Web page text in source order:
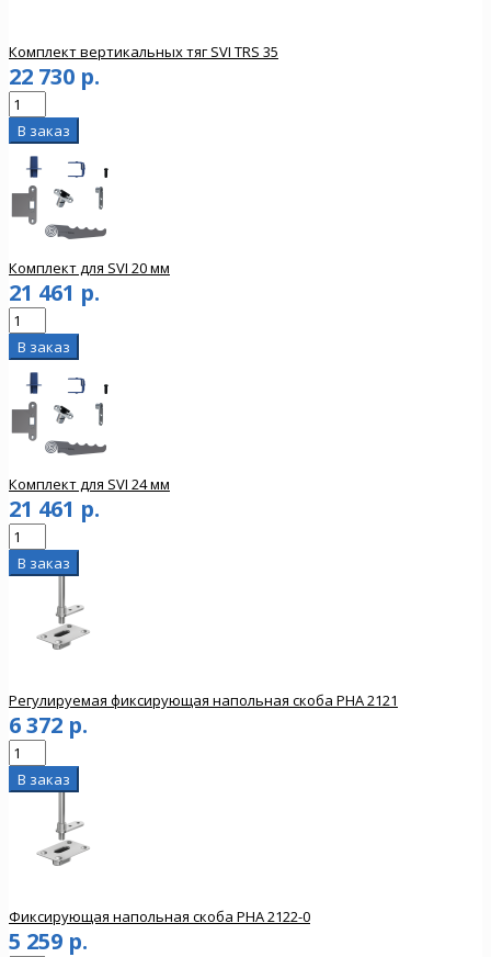
Комплект вертикальных тяг SVI TRS 35
22 730 р.
Комплект для SVI 20 мм
21 461 р.
Комплект для SVI 24 мм
21 461 р.
Регулируемая фиксирующая напольная скоба PHA 2121
6 372 р.
Фиксирующая напольная скоба PHA 2122-0
5 259 р.